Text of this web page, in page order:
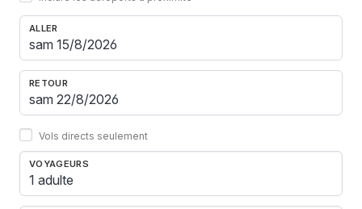
ALLER
RETOUR
Vols directs seulement
VOYAGEURS
1 adulte